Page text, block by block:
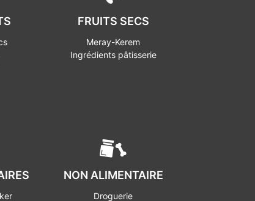
FRUITS SECS
Meray-Kerem
Ingrédients pâtisserie
NON ALIMENTAIRE
Droguerie